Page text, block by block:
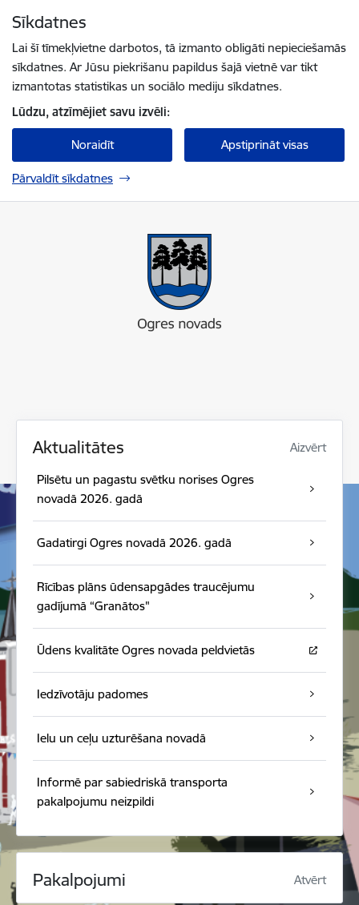
Sīkdatnes
Lai šī tīmekļvietne darbotos, tā izmanto obligāti nepieciešamās
sīkdatnes. Ar Jūsu piekrišanu papildus šajā vietnē var tikt
izmantotas statistikas un sociālo mediju sīkdatnes.
Lūdzu, atzīmējiet savu izvēli:
Noraidīt Apstiprināt visas
Pārvaldīt sīkdatnes
Aktualitātes Aizvērt
Pilsētu un pagastu svētku norises Ogres
novadā 2026. gadā
Gadatirgi Ogres novadā 2026. gadā
Rīcības plāns ūdensapgādes traucējumu
gadījumā “Granātos"
Ūdens kvalitāte Ogres novada peldvietās
Iedzīvotāju padomes
Ielu un ceļu uzturēšana novadā
Informē par sabiedriskā transporta
pakalpojumu neizpildi
Pakalpojumi Atvērt